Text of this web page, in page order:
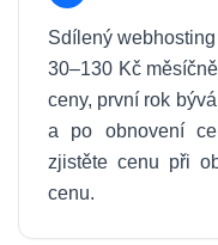
Sdílený
30–130 Kč
ceny, první rok
a po obnovení
zjistěte cenu při
cenu.